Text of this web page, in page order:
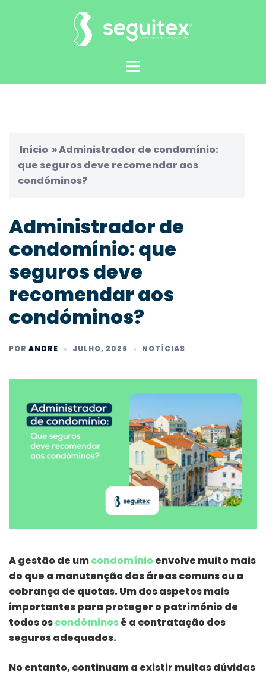
Alternar
Início »Administrador de condomínio:
que seguros deve recomendar aos
condóminos?
Administrador de
condomínio: que
seguros deve
recomendar aos
condóminos?
POR ANDRE JULHO, 2026 NOTÍCIAS
A gestão de umcondomínio envolve muito mais
do que a manutenção das áreas comuns ou a
cobrança de quotas. Um dos aspetos mais
importantes para proteger o património de
todos oscondóminosé a contratação dos
seguros adequados.
No entanto, continuam a existir muitas dúvidas